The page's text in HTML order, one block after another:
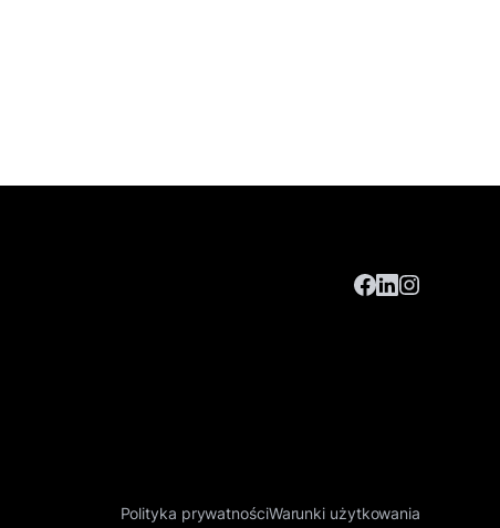
Polityka prywatnościWarunki użytkowania